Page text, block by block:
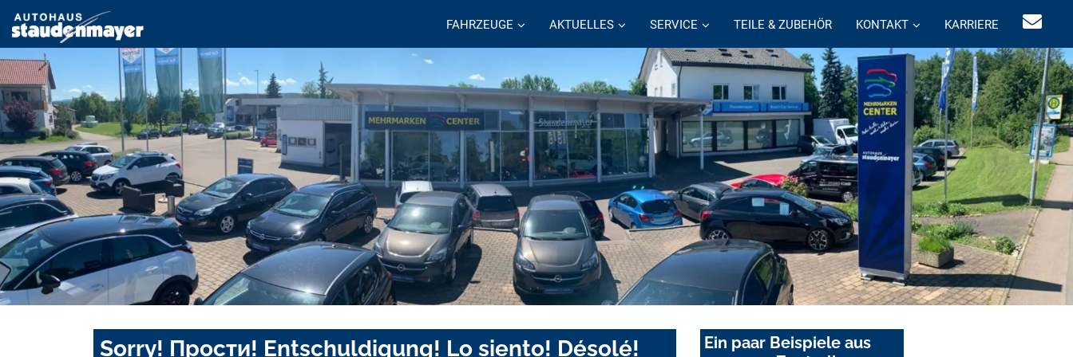
FAHRZEUGE AKTUELLES SERVICE TEILE & ZUBEHÖR KONTAKT KARRIERE
Sorry! Прости! Entschuldigung! Lo siento! Désolé!
Ein paar Beispiele aus